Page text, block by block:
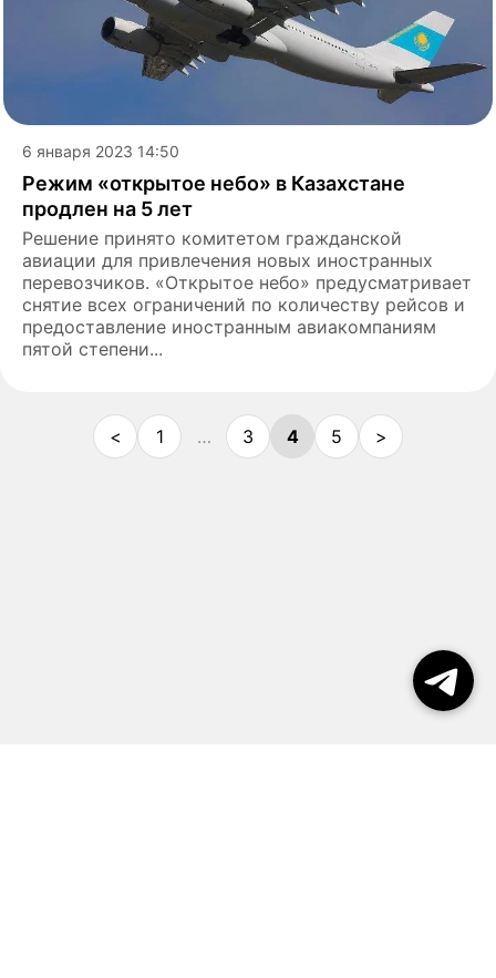
6 января 2023 14:50
Режим «открытое небо» в Казахстане
продлен на 5 лет
Решение принято комитетом гражданской
авиации для привлечения новых иностранных
перевозчиков. «Открытое небо» предусматривает
снятие всех ограничений по количеству рейсов и
предоставление иностранным авиакомпаниям
пятой степени...
< 1 … 3 4 5 >